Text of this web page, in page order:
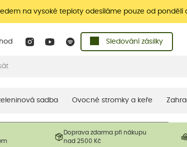
na vysoké teploty odesíláme pouze od pondělí
Sledování zásilky
sadba Ovocné stromky a keře
Doprava zdarma při nákupu
nad 2500 Kč
produkty. V závislosti na sezónnosti mohou být
mohou být také sestřiženy níže, než je uvedená